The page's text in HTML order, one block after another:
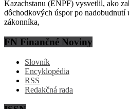
Kazachstanu (ENPF) vysvetlil, ako
dôchodkových úspor po nadobudnutí
zákonníka,
FN Finančné Noviny
Slovník
Encyklopédia
RSS
Redakčná rada